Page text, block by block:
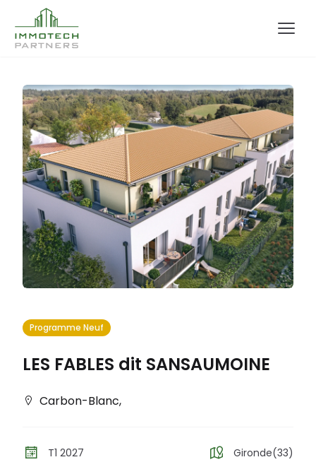
Programme Neuf
LES FABLES dit SANSAUMOINE
Carbon-Blanc,
T1 2027 Gironde(33)